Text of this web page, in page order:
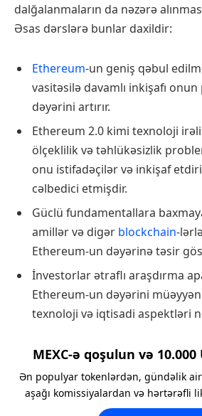
dalğalanmaların da nəzərə
Əsas dərslərə bunlar daxildir:
Ethereum-un geniş qəbul
vasitəsilə davamlı inkişafı
dəyərini artırır.
Ethereum 2.0 kimi texnoloji
ölçeklilik və təhlükəsizlik
onu istifadəçilər və inkişaf
cəlbedici etmişdir.
Güclü fundamentallara
amillər və digər blockchain-
Ethereum-un dəyərinə təsir
İnvestorlar ətraflı araşdırma
Ethereum-un dəyərini
texnoloji və iqtisadi aspektləri
MEXC-ə qoşulun və 10.000
Ən populyar tokenlərdən, gündəlik
aşağı komissiyalardan və hərtərəfli